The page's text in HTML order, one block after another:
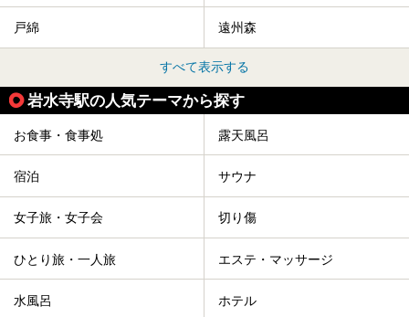
戸綿 遠州森
すべて表示する
岩水寺駅の人気テーマから探す
お食事・食事処 露天風呂
宿泊 サウナ
女子旅・女子会 切り傷
ひとり旅・一人旅 エステ・マッサージ
水風呂 ホテル